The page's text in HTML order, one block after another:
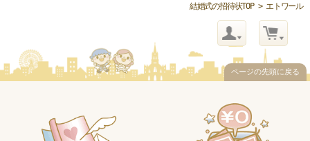
結婚式の招待状TOP> エトワール
ページの先頭に戻る